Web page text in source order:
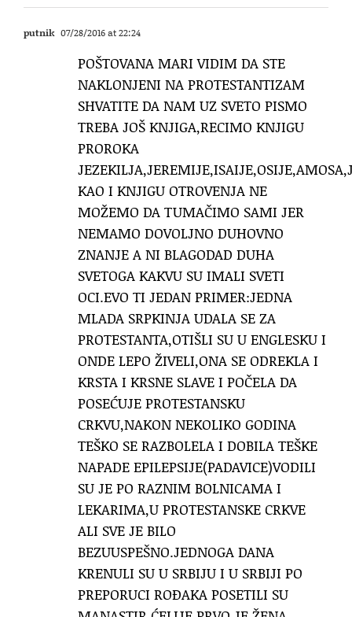
putnik 07/28/2016 at 22:24
POŠTOVANA MARI VIDIM DA STE
NAKLONJENI NA PROTESTANTIZAM
SHVATITE DA NAM UZ SVETO PISMO
TREBA JOŠ KNJIGA,RECIMO KNJIGU
PROROKA
KAO I KNJIGU OTROVENJA NE
MOŽEMO DA TUMAČIMO SAMI JER
NEMAMO DOVOLJNO DUHOVNO
ZNANJE A NI BLAGODAD DUHA
SVETOGA KAKVU SU IMALI SVETI
OCI.EVO TI JEDAN PRIMER:JEDNA
MLADA SRPKINJA UDALA SE ZA
PROTESTANTA,OTIŠLI SU U ENGLESKU I
ONDE LEPO ŽIVELI,ONA SE ODREKLA I
KRSTA I KRSNE SLAVE I POČELA DA
POSEĆUJE PROTESTANSKU
CRKVU,NAKON NEKOLIKO GODINA
TEŠKO SE RAZBOLELA I DOBILA TEŠKE
NAPADE EPILEPSIJE(PADAVICE)VODILI
SU JE PO RAZNIM BOLNICAMA I
LEKARIMA,U PROTESTANSKE CRKVE
ALI SVE JE BILO
BEZUUSPEŠNO.JEDNOGA DANA
KRENULI SU U SRBIJU I U SRBIJI PO
PREPORUCI ROĐAKA POSETILI SU